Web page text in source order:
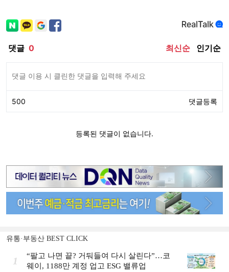
유통·부동산 BEST CLICK
1
“팔고 나면 끝? 거둬들여 다시 살린다”…코
웨이, 1188만 계정 업고 ESG 밸류업